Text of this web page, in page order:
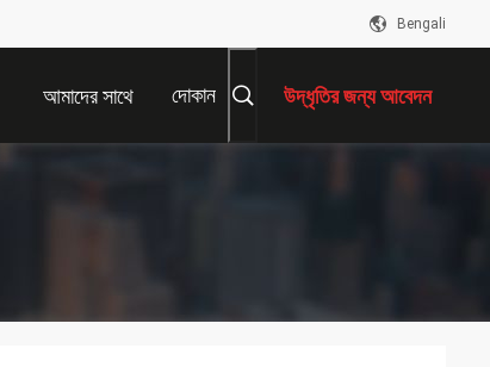
Bengali
আমাদের সাথে দোকান উদ্ধৃতির জন্য আবেদন